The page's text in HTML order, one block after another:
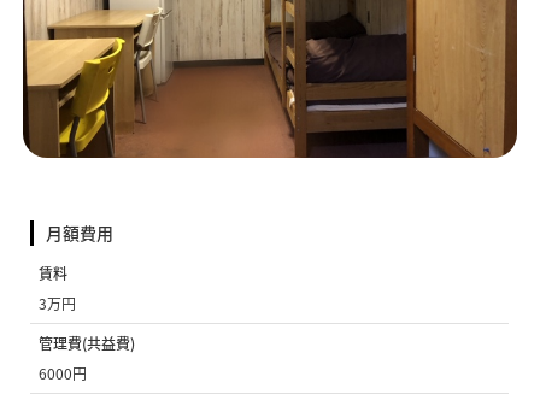
月額費用
賃料
3万円
管理費(共益費)
6000円